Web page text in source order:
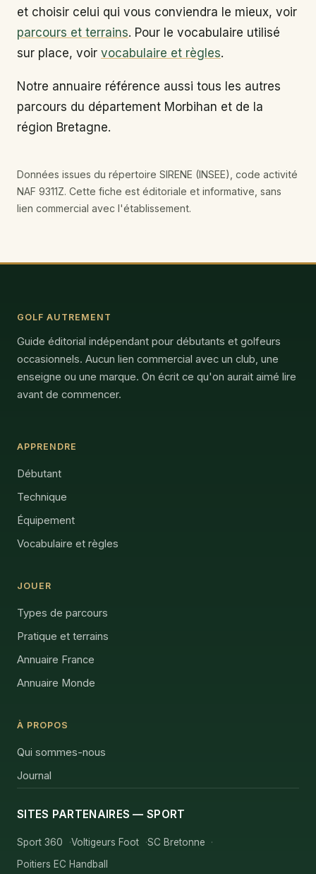
et choisir celui qui vous conviendra le mieux, voir
parcours et terrains. Pour le vocabulaire utilisé
sur place, voir vocabulaire et règles.
Notre annuaire référence aussi tous les autres
parcours du département Morbihan et de la
région Bretagne.
Données issues du répertoire SIRENE (INSEE), code activité
NAF 9311Z. Cette fiche est éditoriale et informative, sans
lien commercial avec l'établissement.
GOLF AUTREMENT
Guide éditorial indépendant pour débutants et golfeurs
occasionnels. Aucun lien commercial avec un club, une
enseigne ou une marque. On écrit ce qu'on aurait aimé lire
avant de commencer.
APPRENDRE
Débutant
Technique
Équipement
Vocabulaire et règles
JOUER
Types de parcours
Pratique et terrains
Annuaire France
Annuaire Monde
À PROPOS
Qui sommes-nous
Journal
SITES PARTENAIRES — SPORT
Sport 360 Voltigeurs Foot
SC Bretonne
Poitiers EC Handball